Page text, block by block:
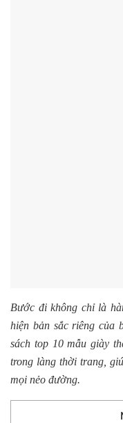
Bước đi không chỉ là
hiện bản sắc riêng của
sách top 10 mẫu giày
trong làng thời trang,
mọi nẻo đường.